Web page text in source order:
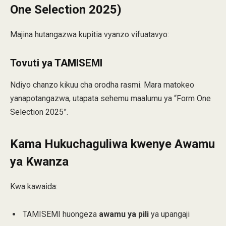
One Selection 2025)
Majina hutangazwa kupitia vyanzo vifuatavyo:
Tovuti ya TAMISEMI
Ndiyo chanzo kikuu cha orodha rasmi. Mara matokeo
yanapotangazwa, utapata sehemu maalumu ya “Form One
Selection 2025”.
Kama Hukuchaguliwa kwenye Awamu
ya Kwanza
Kwa kawaida:
TAMISEMI huongeza awamu ya pili ya upangaji